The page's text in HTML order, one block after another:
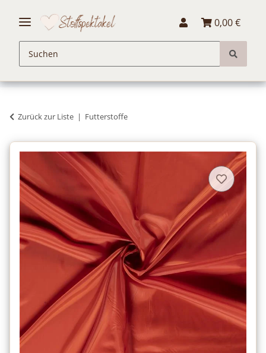
0,00 €
Zurück zur Liste Futterstoffe